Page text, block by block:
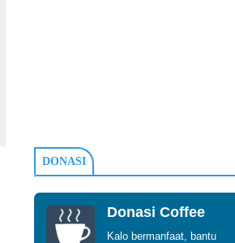
DONASI
Donasi Coffee
Kalo bermanfaat, bantu